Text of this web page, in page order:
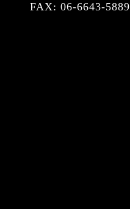
FAX: 06-6643-5889